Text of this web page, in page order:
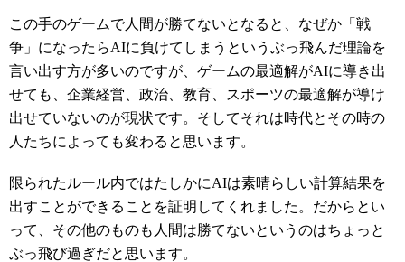
この手のゲームで人間が勝てないとなると、なぜか「戦
争」になったらAIに負けてしまうというぶっ飛んだ理論を
言い出す方が多いのですが、ゲームの最適解がAIに導き出
せても、企業経営、政治、教育、スポーツの最適解が導け
出せていないのが現状です。そしてそれは時代とその時の
人たちによっても変わると思います。
限られたルール内ではたしかにAIは素晴らしい計算結果を
出すことができることを証明してくれました。だからとい
って、その他のものも人間は勝てないというのはちょっと
ぶっ飛び過ぎだと思います。